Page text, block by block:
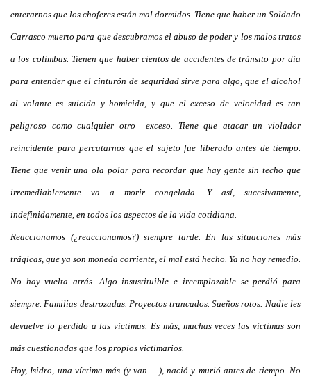
enterarnos que los choferes están mal dormidos. Tiene que haber un Soldado
Carrasco muerto para que descubramos el abuso de poder y los malos tratos
a los colimbas. Tienen que haber cientos de accidentes de tránsito por día
para entender que el cinturón de seguridad sirve para algo, que el alcohol
al volante es suicida y homicida, y que el exceso de velocidad es tan
peligroso como cualquier otro exceso. Tiene que atacar un violador
reincidente para percatarnos que el sujeto fue liberado antes de tiempo.
Tiene que venir una ola polar para recordar que hay gente sin techo que
irremediablemente va a morir congelada. Y así, sucesivamente,
indefinidamente, en todos los aspectos de la vida cotidiana.
Reaccionamos (¿reaccionamos?) siempre tarde. En las situaciones más
trágicas, que ya son moneda corriente, el mal está hecho. Ya no hay remedio.
No hay vuelta atrás. Algo insustituible e ireemplazable se perdió para
siempre. Familias destrozadas. Proyectos truncados. Sueños rotos. Nadie les
devuelve lo perdido a las víctimas. Es más, muchas veces las víctimas son
más cuestionadas que los propios victimarios.
Hoy, Isidro, una víctima más (y van …), nació y murió antes de tiempo. No